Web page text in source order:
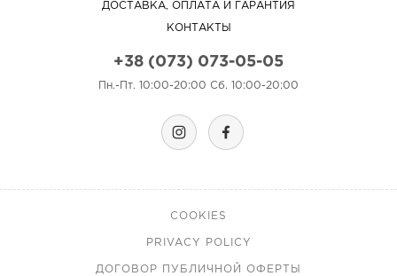
ДОСТАВКА, ОПЛАТА И ГАРАНТИЯ
КОНТАКТЫ
+38 (073) 073-05-05
Пн.-Пт. 10:00-20:00 Сб. 10:00-20:00
COOKIES
PRIVACY POLICY
ДОГОВОР ПУБЛИЧНОЙ ОФЕРТЫ